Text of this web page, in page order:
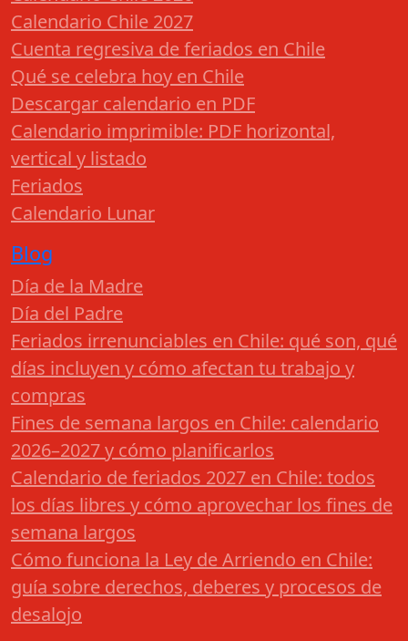
Calendario Chile 2027
Cuenta regresiva de feriados en Chile
Qué se celebra hoy en Chile
Descargar calendario en PDF
Calendario imprimible: PDF horizontal,
vertical y listado
Feriados
Calendario Lunar
Blog
Día de la Madre
Día del Padre
Feriados irrenunciables en Chile: qué son, qué
días incluyen y cómo afectan tu trabajo y
compras
Fines de semana largos en Chile: calendario
2026–2027 y cómo planificarlos
Calendario de feriados 2027 en Chile: todos
los días libres y cómo aprovechar los fines de
semana largos
Cómo funciona la Ley de Arriendo en Chile:
guía sobre derechos, deberes y procesos de
desalojo